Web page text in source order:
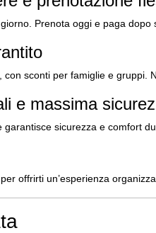
Prenota oggi e paga dopo
sconti per famiglie e gruppi.
e massima
sicurezza e comfort
offrirti un’esperienza